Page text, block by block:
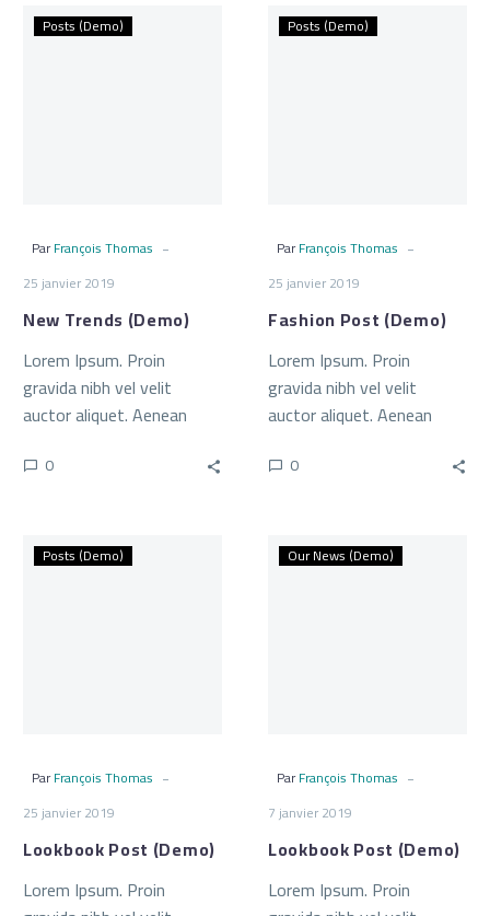
New
Trends
Posts (Demo)
ParFrançois Thomas -
25 janvier 2019
New Trends (Demo)
Lorem Ipsum. Proin
gravida nibh vel velit
auctor aliquet. Aenean
bibendum auctor, nisi elit
0
Fashion
Post
Posts (Demo)
ParFrançois Thomas -
25 janvier 2019
Fashion Post (Demo)
Lorem Ipsum. Proin
gravida nibh vel velit
auctor aliquet. Aenean
bibendum auctor, nisi elit
0
Lookbook
Post
Posts (Demo)
ParFrançois Thomas -
25 janvier 2019
Lookbook Post (Demo)
Lorem Ipsum. Proin
Lookbook
Post
Our News (Demo)
ParFrançois Thomas -
7 janvier 2019
Lookbook Post (Demo)
Lorem Ipsum. Proin